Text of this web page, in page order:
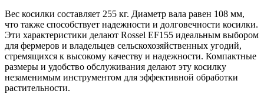
Вес косилки составляет 255 кг. Диаметр вала равен 108 мм,
что также способствует надежности и долговечности косилки.
Эти характеристики делают Rossel EF155 идеальным выбором
для фермеров и владельцев сельскохозяйственных угодий,
стремящихся к высокому качеству и надежности. Компактные
размеры и удобство обслуживания делают эту косилку
незаменимым инструментом для эффективной обработки
растительности.